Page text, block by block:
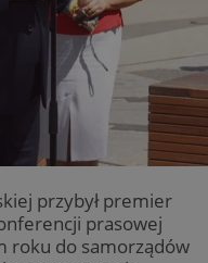
przybył premier
prasowej
roku do samorządów